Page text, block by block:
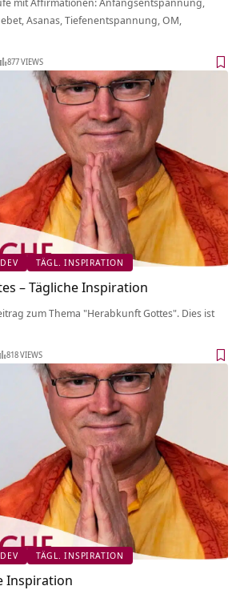
Asanas, Tiefenentspannung, OM,
877 VIEWS
TÄGL. INSPIRATION
– Tägliche Inspiration
zum Thema "Herabkunft Gottes". Dies ist
818 VIEWS
TÄGL. INSPIRATION
Inspiration